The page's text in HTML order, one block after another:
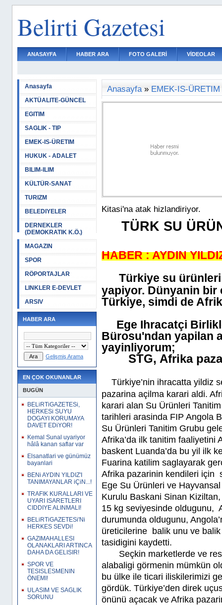
Belirti Gazetesi
ANASAYFA HABER ARA FOTO GALERİ VİDEOLAR
Anasayfa
AKTÜALITE-GÜNCEL
EGITIM
SAGLIK - TIP
EMEK-IS-ÜRETIM
HUKUK - ADALET
BILIM-ILIM
KÜLTÜR-SANAT
TURIZM
BELEDIYELER
DERNEKLER
(DEMOKRATIK K.Ö.)
MAGAZIN
SPOR
RÖPORTAJLAR
LINKLER E-DEVLET
ARSIV
HABER ARA
Gelişmiş Arama
EN ÇOK OKUNANLAR
BUGÜN
BELiRTiGAZETESi,
HERKESi SUYU
DOGAYI KORUMAYA
DAVET EDiYOR!
Kemal Sunal uyariyor
hâlâ kanan saflar var
Elsanatlari ve günümüz
bayanlari
BENi AYDIN YILDIZ'I
TANIMAYANLAR iÇiN...!
TRAFIK KURALLARI VE
UYARI ISARETLERI
CIDDIYE ALINMALI!
BELiRTiGAZETESi'Ni
HERKES SEVDi!
GAZIMAHALLESI
OLANAKLARI ARTINCA
DAHA DA GELISIR!
SPOR VE
TESISLESMENIN
ÖNEMI!
ULASIM VE SAGLIK
SORUNU
Anasayfa» EMEK-IS-ÜRETIM
Kitasi'na atak hizlandiriyor.
TÜRK SU
HABER : AYDIN
Türkiye su
yapiyor. Dünyanin bir
Türkiye, simdi de
Ege Ihracatçi
Bürosu'ndan yapilan
yayinliyorum;
STG, Afrika
Türkiye’nin ihracatta yildiz
pazarina açilma karari aldi.
karari alan Su Ürünleri
tarihleri arasinda FIP Angola
Su Ürünleri Tanitim Grubu
Afrika’da ilk tanitim faaliyetini
baskent Luanda’da bu yil ilk
Fuarina katilim saglayarak
Afrika pazarinin kendileri için
Ege Su Ürünleri ve
Kurulu Baskani Sinan
15 kg seviyesinde oldugunu,
durumunda oldugunu,
üreticilerine balik unu ve
tasidigini kaydetti.
Seçkin marketlerde ve
alabaligi görmenin mümkün
bu ülke ile ticari iliskilerimizi
gördük. Türkiye’den direk
önünü açacak ve Afrika